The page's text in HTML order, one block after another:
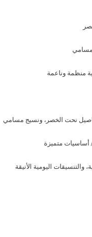
منظمة وناعمة
نحت الخصر، ونسيج مسامي
متميزة
والتنسيقات اليومية الأنيقة